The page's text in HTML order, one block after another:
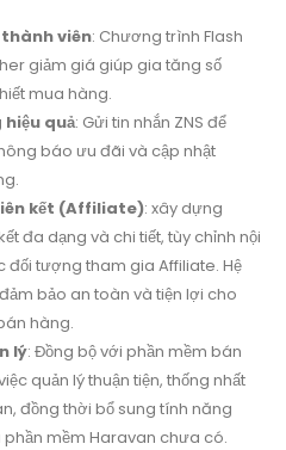
viên: Chương trình Flash
giảm giá giúp gia tăng số
mua hàng.
quả: Gửi tin nhắn ZNS để
báo ưu đãi và cập nhật
kết (Affiliate): xây dựng
đa dạng và chi tiết, tùy chỉnh nội
đối tượng tham gia Affiliate. Hệ
bảo an toàn và tiện lợi cho
hàng.
lý: Đồng bộ với phần mềm bán
quản lý thuận tiện, thống nhất
đồng thời bổ sung tính năng
mềm Haravan chưa có.